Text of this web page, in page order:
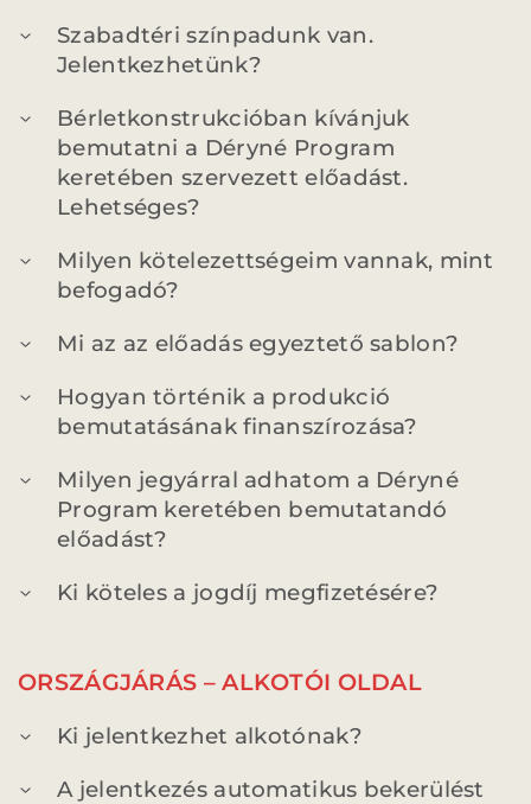
ORSZÁGJÁRÁS
KULTUP
DÉRYNÉ TÁRSULAT
DRÁMA E-LEARNING
SZÍNHÁZ
WEBSHOP
Szabadtéri színpadunk van.
Jelentkezhetünk?
Bérletkonstrukcióban kívánjuk
bemutatni a Déryné Program
keretében szervezett előadást.
Lehetséges?
Milyen kötelezettségeim vannak, mint
befogadó?
Mi az az előadás egyeztető sablon?
Hogyan történik a produkció
bemutatásának finanszírozása?
Milyen jegyárral adhatom a Déryné
Program keretében bemutatandó
előadást?
Ki köteles a jogdíj megfizetésére?
ORSZÁGJÁRÁS – ALKOTÓI OLDAL
Ki jelentkezhet alkotónak?
A jelentkezés automatikus bekerülést